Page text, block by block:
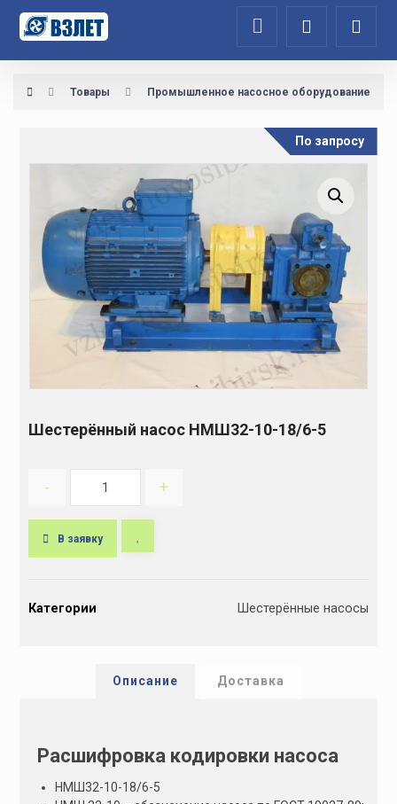
Товары Промышленное насосное оборудование
Шестерённый насос НМШ32-10-18/6-5
По запросу
- +
В заявку
tКатегории Шестерённые насосы
Описание Доставка
Расшифровка кодировки насоса
НМШ32-10-18/6-5